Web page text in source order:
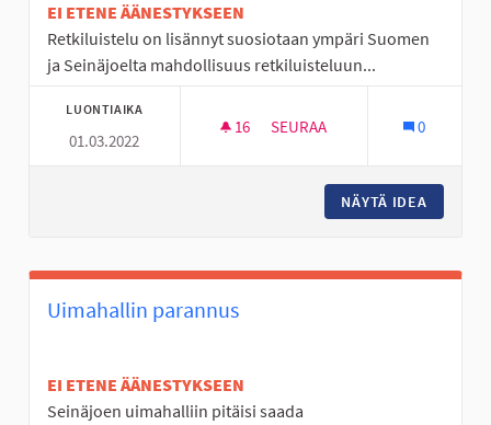
EI ETENE ÄÄNESTYKSEEN
Retkiluistelu on lisännyt suosiotaan ympäri Suomen
ja Seinäjoelta mahdollisuus retkiluisteluun...
LUONTIAIKA
01.03.2022
16 16 SEURAAJAA
SEURAA 0
NÄYTÄ IDEA
Uimahallin parannus
EI ETENE ÄÄNESTYKSEEN
Seinäjoen uimahalliin pitäisi saada